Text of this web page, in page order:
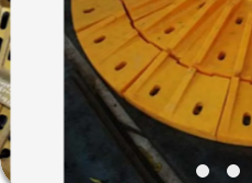
পণ্য
VR
প্রদর্শন